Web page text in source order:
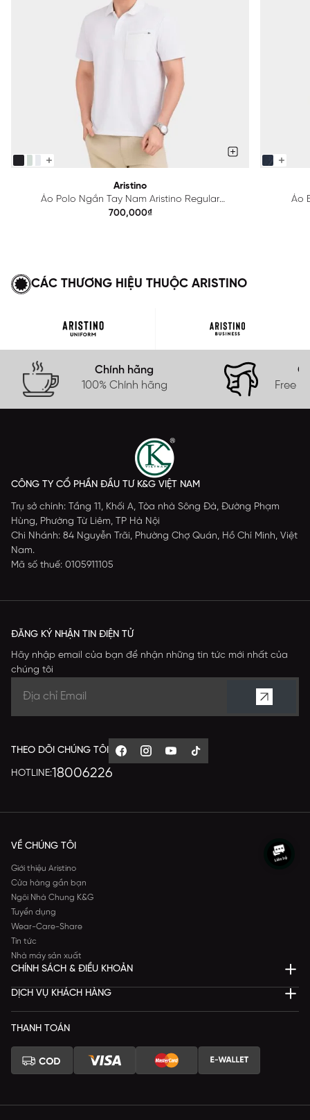
Aristino
Áo Polo Ngắn Tay Nam Aristino Regular
APS615EDP01
700,000₫
Áo
CÁC THƯƠNG HIỆU THUỘC ARISTINO
Chính hãng
100% Chính hãng
Free
CÔNG TY CỔ PHẦN ĐẦU TƯ K&G VIỆT NAM
Trụ sở chính: Tầng 11, Khối A, Tòa nhà Sông Đà, Đường Phạm
Hùng, Phường Từ Liêm, TP Hà Nội
Chi Nhánh: 84 Nguyễn Trãi, Phường Chợ Quán, Hồ Chí Minh, Việt
Nam.
Mã số thuế: 0105911105
ĐĂNG KÝ NHẬN TIN ĐIỆN TỬ
Hãy nhập email của bạn để nhận những tin tức mới nhất của
chúng tôi
THEO DÕI CHÚNG TÔI
HOTLINE:18006226
VỀ CHÚNG TÔI
Giới thiệu Aristino
Cửa hàng gần bạn
Ngôi Nhà Chung K&G
Tuyển dụng
Wear-Care-Share
Tin tức
Nhà máy sản xuất
CHÍNH SÁCH & ĐIỀU KHOẢN
DỊCH VỤ KHÁCH HÀNG
THANH TOÁN